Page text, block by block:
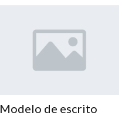
Modelo de escrito